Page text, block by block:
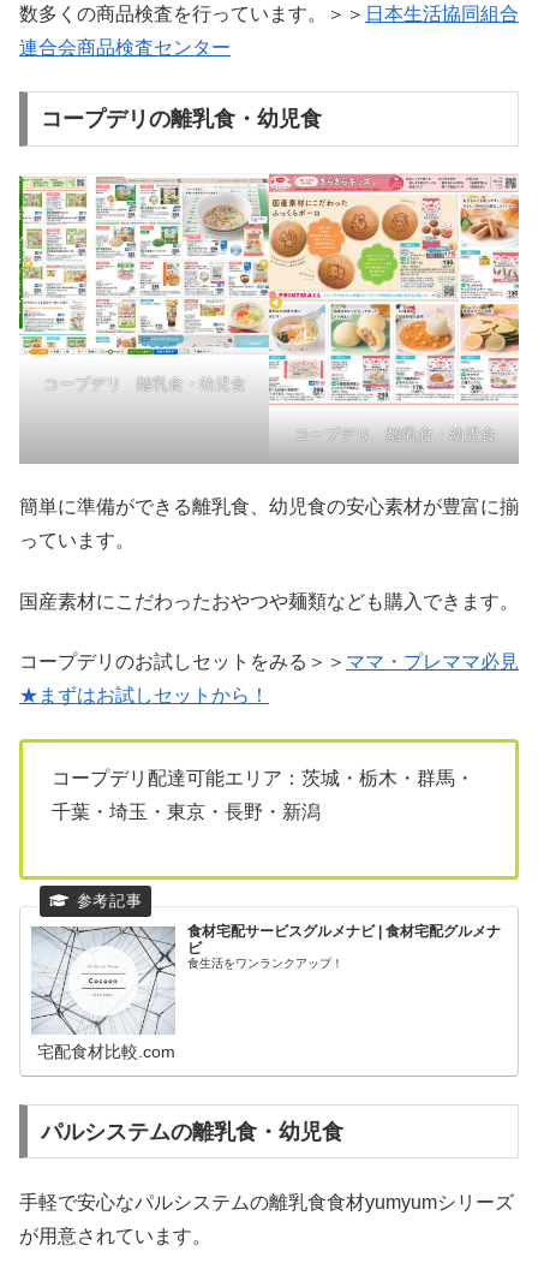
数多くの商品検査を行っています。＞＞ 日本生活協同組合
連合会商品検査センター
コープデリの離乳食・幼児食
コープデリ 離乳食・幼児食
コープデリ 離乳食・幼児食
簡単に準備ができる離乳食、幼児食の安心素材が豊富に揃
っています。
国産素材にこだわったおやつや麺類なども購入できます。
コープデリのお試しセットをみる＞＞ ママ・プレママ必見
★まずはお試しセットから！
コープデリ配達可能エリア：茨城・栃木・群馬・
千葉・埼玉・東京・長野・新潟
食材宅配サービスグルメナビ | 食材宅配グルメナ
ビ
食生活をワンランクアップ！
宅配食材比較.com
パルシステムの離乳食・幼児食
手軽で安心なパルシステムの離乳食食材yumyumシリーズ
が用意されています。